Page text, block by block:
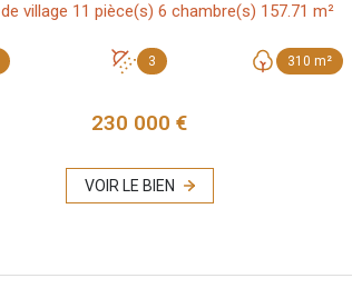
Maison de village 11 pièce(s) 6 chambre(s) 157.71 m²
3 310 m²
230 000 €
VOIR LE BIEN